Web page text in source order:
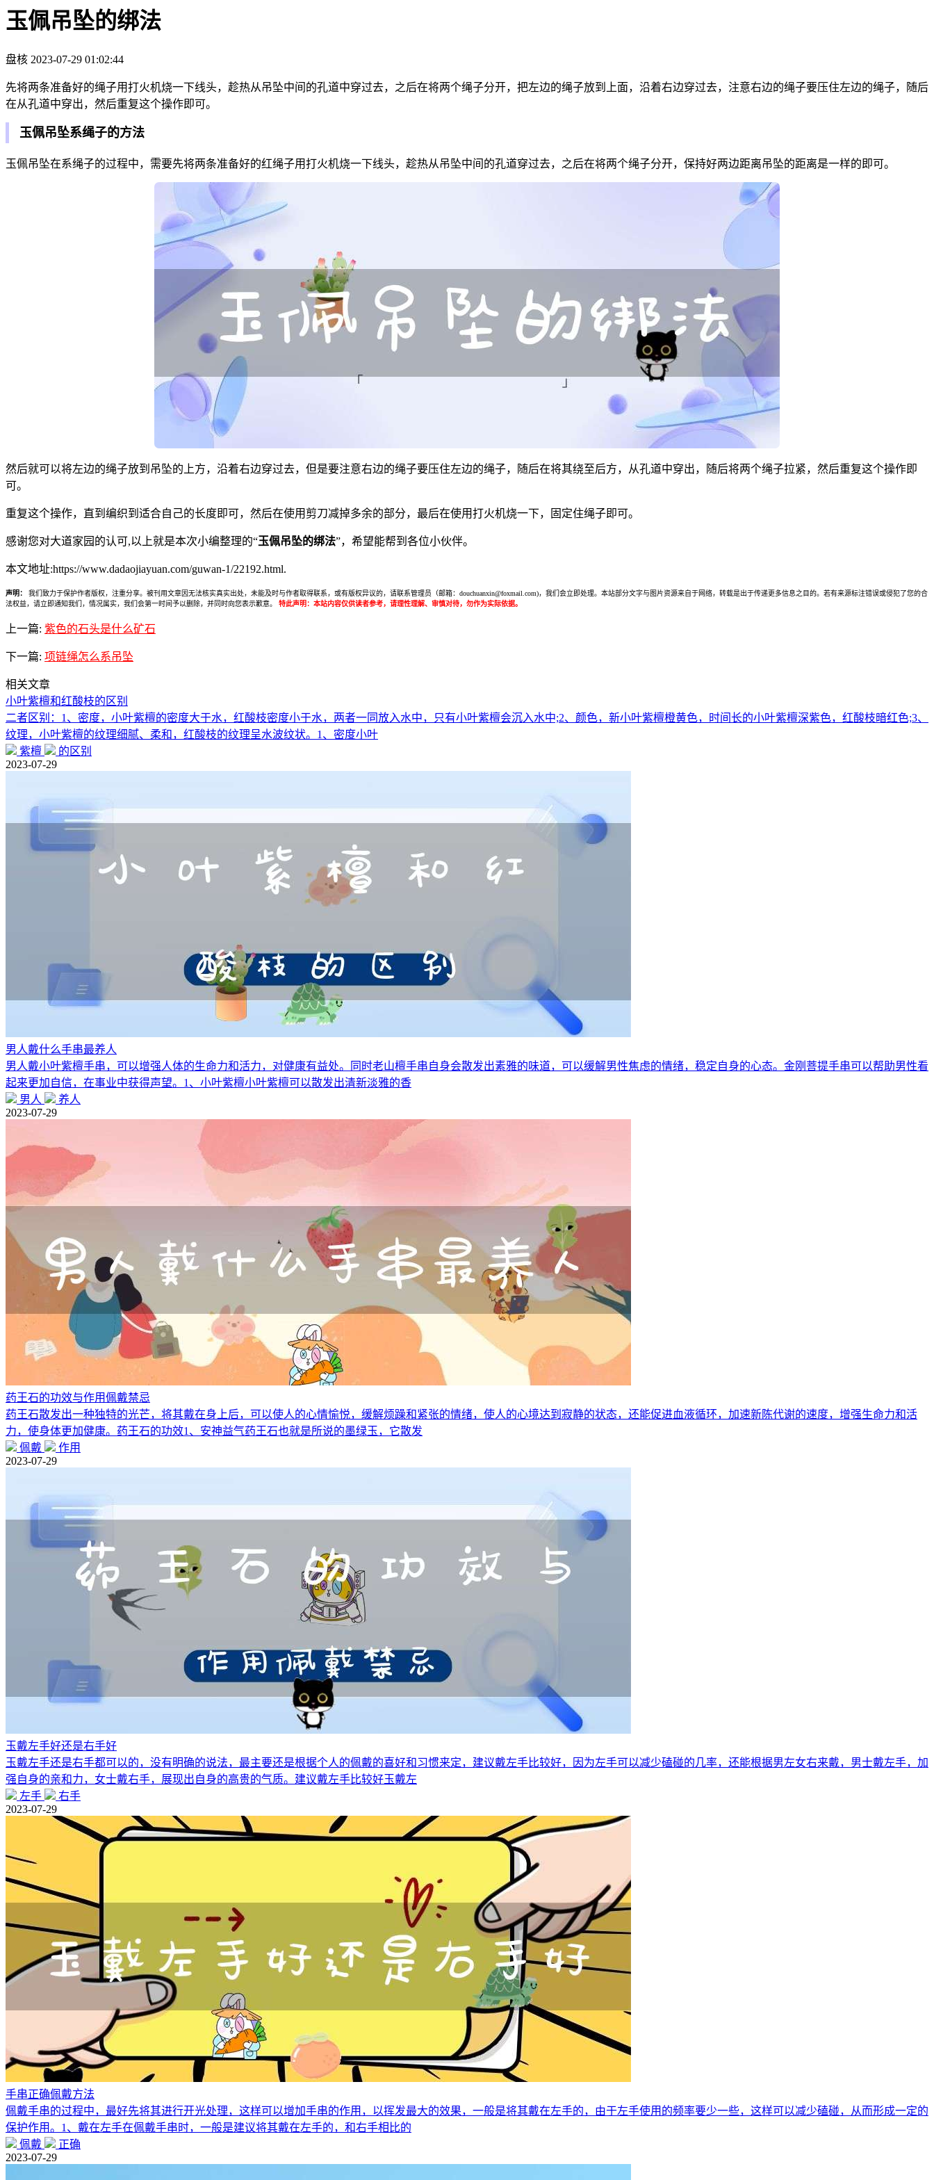
玉佩吊坠的绑法
盘核 2023-07-29 01:02:44
先将两条准备好的绳子用打火机烧一下线头，趁热从吊坠中间的孔道中穿过去，之后在将两个绳子分开，把左边的绳子放到上面，沿着右边穿过去，注意右边的绳子要压住左边的绳子，随后
在从孔道中穿出，然后重复这个操作即可。
玉佩吊坠系绳子的方法
玉佩吊坠在系绳子的过程中，需要先将两条准备好的红绳子用打火机烧一下线头，趁热从吊坠中间的孔道穿过去，之后在将两个绳子分开，保持好两边距离吊坠的距离是一样的即可。
然后就可以将左边的绳子放到吊坠的上方，沿着右边穿过去，但是要注意右边的绳子要压住左边的绳子，随后在将其绕至后方，从孔道中穿出，随后将两个绳子拉紧，然后重复这个操作即
可。
重复这个操作，直到编织到适合自己的长度即可，然后在使用剪刀减掉多余的部分，最后在使用打火机烧一下，固定住绳子即可。
感谢您对大道家园的认可,以上就是本次小编整理的“玉佩吊坠的绑法”，希望能帮到各位小伙伴。
本文地址:https://www.dadaojiayuan.com/guwan-1/22192.html.
声明：
我们致力于保护作者版权，注重分享。被刊用文章因无法核实真实出处，未能及时与作者取得联系，或有版权异议的，请联系管理员（邮箱：douchuanxin@foxmail.com)，我们会立即处理。本站部分文字与图片资源来自于网络，转载是出于传递更多信息之目的。若有来源标注错误或侵犯了您的合
法权益，请立即通知我们，情况属实，我们会第一时间予以删除，并同时向您表示歉意。
特此声明：本站内容仅供读者参考，请理性理解、审慎对待，勿作为实际依据。
上一篇: 紫色的石头是什么矿石
下一篇: 项链绳怎么系吊坠
相关文章
小叶紫檀和红酸枝的区别
二者区别：1、密度，小叶紫檀的密度大于水，红酸枝密度小于水，两者一同放入水中，只有小叶紫檀会沉入水中;2、颜色，新小叶紫檀橙黄色，时间长的小叶紫檀深紫色，红酸枝暗红色;3、
纹理，小叶紫檀的纹理细腻、柔和，红酸枝的纹理呈水波纹状。1、密度小叶
紫檀
的区别
2023-07-29
男人戴什么手串最养人
男人戴小叶紫檀手串，可以增强人体的生命力和活力，对健康有益处。同时老山檀手串自身会散发出素雅的味道，可以缓解男性焦虑的情绪，稳定自身的心态。金刚菩提手串可以帮助男性看
起来更加自信，在事业中获得声望。1、小叶紫檀小叶紫檀可以散发出清新淡雅的香
男人
养人
2023-07-29
药王石的功效与作用佩戴禁忌
药王石散发出一种独特的光芒，将其戴在身上后，可以使人的心情愉悦，缓解烦躁和紧张的情绪，使人的心境达到寂静的状态，还能促进血液循环，加速新陈代谢的速度，增强生命力和活
力，使身体更加健康。药王石的功效1、安神益气药王石也就是所说的墨绿玉，它散发
佩戴
作用
2023-07-29
玉戴左手好还是右手好
玉戴左手还是右手都可以的，没有明确的说法，最主要还是根据个人的佩戴的喜好和习惯来定，建议戴左手比较好，因为左手可以减少磕碰的几率，还能根据男左女右来戴，男士戴左手，加
强自身的亲和力，女士戴右手，展现出自身的高贵的气质。建议戴左手比较好玉戴左
左手
右手
2023-07-29
手串正确佩戴方法
佩戴手串的过程中，最好先将其进行开光处理，这样可以增加手串的作用，以挥发最大的效果，一般是将其戴在左手的，由于左手使用的频率要少一些，这样可以减少磕碰，从而形成一定的
保护作用。1、戴在左手在佩戴手串时，一般是建议将其戴在左手的，和右手相比的
佩戴
正确
2023-07-29